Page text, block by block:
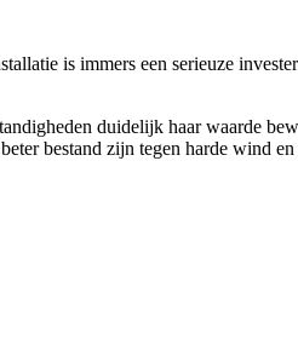
is immers een serieuze
duidelijk haar waarde
bestand zijn tegen harde wind